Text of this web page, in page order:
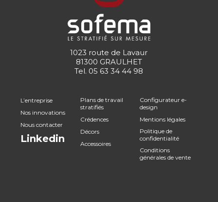
1023 route de Lavaur
81300 GRAULHET
Tel. 05 63 34 44 98
L’entreprise
Nos innovations
Nous contacter
Linkedin
Plans de travail
stratifiés
Crédences
Décors
Accessoires
Configurateur e-
design
Mentions légales
Politique de
confidentialité
Conditions
générales de vente